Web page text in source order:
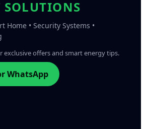
Home • Security Systems •
exclusive offers and smart energy tips.
WhatsApp